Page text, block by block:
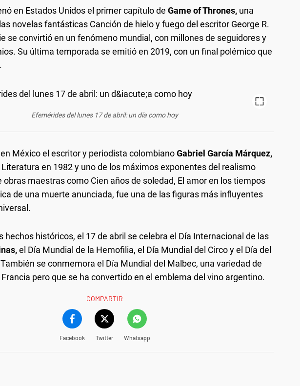
en Estados Unidos el primer capítulo de Game of Thrones, una
novelas fantásticas Canción de hielo y fuego del escritor George R.
se convirtió en un fenómeno mundial, con millones de seguidores y
Su última temporada se emitió en 2019, con un final polémico que
Efemérides del lunes 17 de abril: un día como hoy
México el escritor y periodista colombianoGabriel García Márquez,
en 1982 y uno de los máximos exponentes del realismo
obras maestras como Cien años de soledad, El amor en los tiempos
de una muerte anunciada, fue una de las figuras más influyentes
hechos históricos, el 17 de abril se celebra el Día Internacional de las
el Día Mundial de la Hemofilia, el Día Mundial del Circo y el Día del
se conmemora el Día Mundial del Malbec, una variedad de
pero que se ha convertido en el emblema del vino argentino.
COMPARTIR
Facebook Twitter Whatsapp